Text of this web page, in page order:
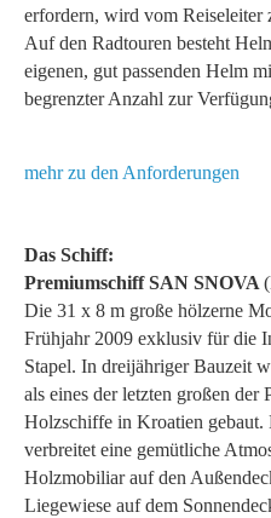
erfordern, wird vom Reiseleiter
Auf den Radtouren besteht
eigenen, gut passenden Helm
begrenzter Anzahl zur
mehr zu den Anforderungen
Das Schiff:
Premiumschiff SAN SNOVA
Die 31 x 8 m große hölzerne
Frühjahr 2009 exklusiv für die
Stapel. In dreijähriger Bauzeit
als eines der letzten großen der
Holzschiffe in Kroatien gebaut.
verbreitet eine gemütliche
Holzmobiliar auf den
Liegewiese auf dem